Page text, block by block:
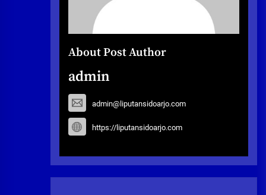
About Post Author
admin
admin@liputansidoarjo.com
https://liputansidoarjo.com